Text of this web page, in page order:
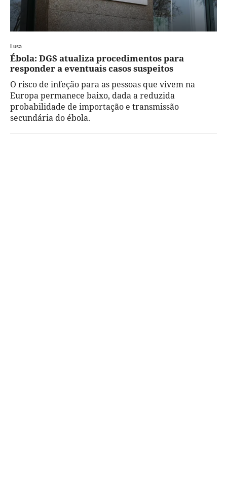
Lusa
Ébola: DGS atualiza procedimentos para
responder a eventuais casos suspeitos
O risco de infeção para as pessoas que vivem na
Europa permanece baixo, dada a reduzida
probabilidade de importação e transmissão
secundária do ébola.